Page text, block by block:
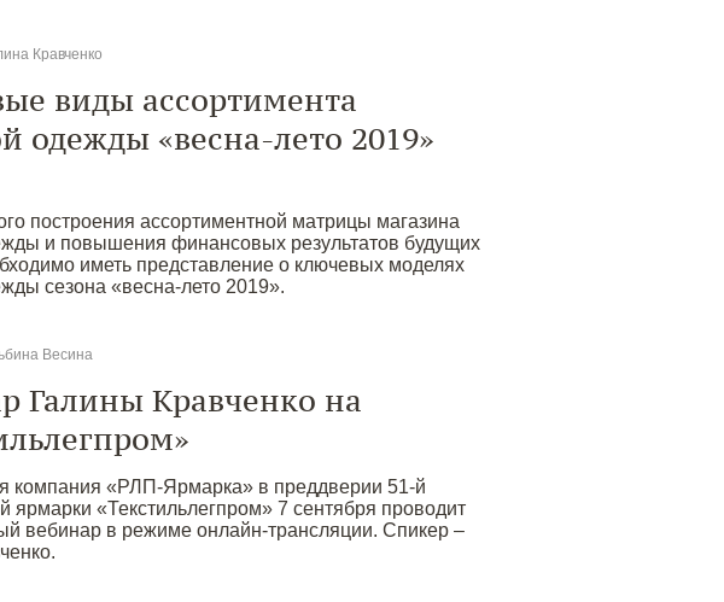
Кравченко
виды ассортимента
одежды «весна-лето 2019»
построения ассортиментной матрицы магазина
и повышения финансовых результатов будущих
иметь представление о ключевых моделях
сезона «весна-лето 2019».
Весина
Галины Кравченко на
компания «РЛП-Ярмарка» в преддверии 51-й
ярмарки «Текстильлегпром» 7 сентября проводит
вебинар в режиме онлайн-трансляции. Спикер –